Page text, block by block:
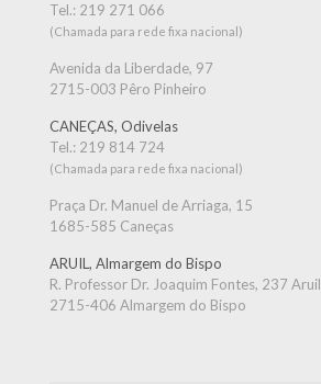
Tel.: 219 271 066
(Chamada para rede fixa nacional)
Avenida da Liberdade, 97
2715-003 Pêro Pinheiro
CANEÇAS, Odivelas
Tel.: 219 814 724
(Chamada para rede fixa nacional)
Praça Dr. Manuel de Arriaga, 15
1685-585 Caneças
ARUIL, Almargem do Bispo
R. Professor Dr. Joaquim Fontes, 237 Aruil
2715-406 Almargem do Bispo